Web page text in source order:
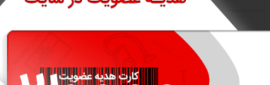
مایکروویو 30 لیتر تکنو مدل Te-
مایکروویو 25 لیتری تکنو مدل
Te-322